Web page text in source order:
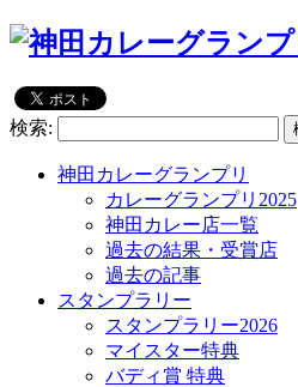
検索:
神田カレーグランプリ
カレーグランプリ2025
神田カレー店一覧
過去の結果・受賞店
過去の記事
スタンプラリー
スタンプラリー2026
マイスター特典
バディ賞 特典